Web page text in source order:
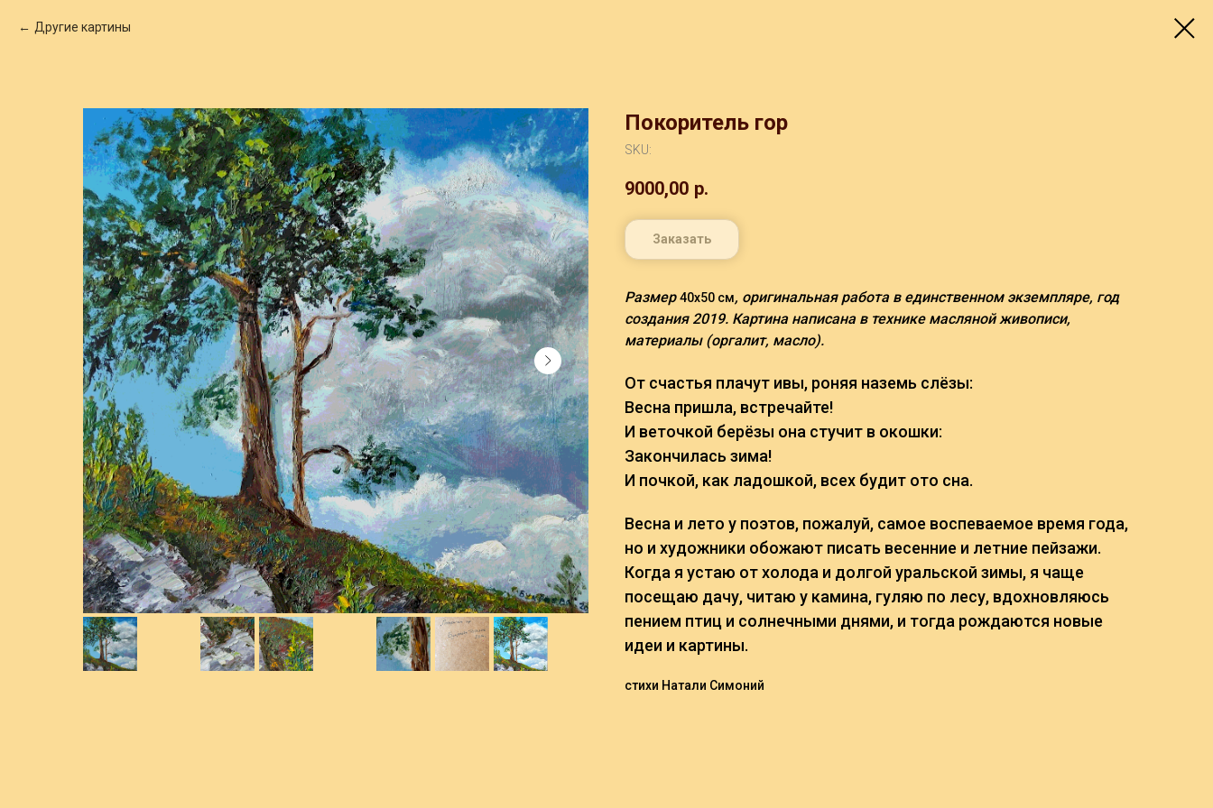
Другие картины
Покоритель гор
SKU:
9000,00 р.
Заказать
Размер40х50 см, оригинальная работа в единственном экземпляре, год
создания 2019. Картина написана в технике масляной живописи,
материалы (оргалит, масло).
От счастья плачут ивы, роняя наземь слёзы:
Весна пришла, встречайте!
И веточкой берёзы она стучит в окошки:
Закончилась зима!
И почкой, как ладошкой, всех будит ото сна.
Весна и лето у поэтов, пожалуй, самое воспеваемое время года,
но и художники обожают писать весенние и летние пейзажи.
Когда я устаю от холода и долгой уральской зимы, я чаще
посещаю дачу, читаю у камина, гуляю по лесу, вдохновляюсь
пением птиц и солнечными днями, и тогда рождаются новые
идеи и картины.
стихи Натали Симоний